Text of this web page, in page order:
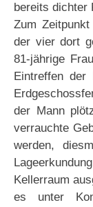
bereits dichter
Zum
der vier dort
81-jährige
Eintreffen der
der Mann
verrauchte
werden,
Kellerraum
es unter